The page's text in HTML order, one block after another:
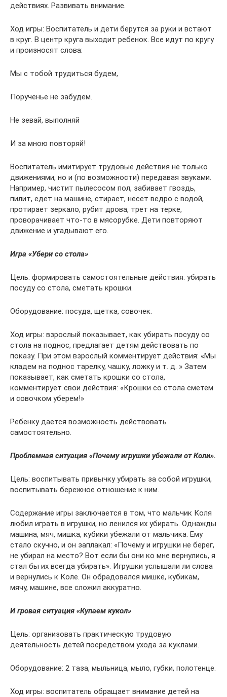
действиях. Развивать внимание.
Ход игры: Воспитатель и дети берутся за руки и встают
в круг. В центр круга выходит ребенок. Все идут по кругу
и произносят слова:
Мы с тобой трудиться будем,
Порученье не забудем.
Не зевай, выполняй
И за мною повторяй!
Воспитатель имитирует трудовые действия не только
движениями, но и (по возможности) передавая звуками.
Например, чистит пылесосом пол, забивает гвоздь,
пилит, едет на машине, стирает, несет ведро с водой,
протирает зеркало, рубит дрова, трет на терке,
проворачивает что-то в мясорубке. Дети повторяют
движение и угадывают его.
Игра «Убери со стола»
Цель: формировать самостоятельные действия: убирать
посуду со стола, сметать крошки.
Оборудование: посуда, щетка, совочек.
Ход игры: взрослый показывает, как убирать посуду со
стола на поднос, предлагает детям действовать по
показу. При этом взрослый комментирует действия: «Мы
кладем на поднос тарелку, чашку, ложку и т. д. » Затем
показывает, как сметать крошки со стола,
комментирует свои действия: «Крошки со стола сметем
и совочком уберем!»
Ребенку дается возможность действовать
самостоятельно.
Проблемная ситуация «Почему игрушки убежали от Коли».
Цель: воспитывать привычку убирать за собой игрушки,
воспитывать бережное отношение к ним.
Содержание игры заключается в том, что мальчик Коля
любил играть в игрушки, но ленился их убирать. Однажды
машина, мяч, мишка, кубики убежали от мальчика. Ему
стало скучно, и он заплакал: «Почему и игрушки не берег,
не убирал на место? Вот если бы они ко мне вернулись, я
стал бы их всегда убирать». Игрушки услышали ли слова
и вернулись к Коле. Он обрадовался мишке, кубикам,
мячу, машине, все сложил аккуратно.
И гровая ситуация «Купаем кукол»
Цель: организовать практическую трудовую
деятельность детей посредством ухода за куклами.
Оборудование: 2 таза, мыльница, мыло, губки, полотенце.
Ход игры: воспитатель обращает внимание детей на